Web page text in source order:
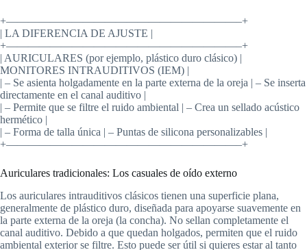
+—————————————————————–+
| LA DIFERENCIA DE AJUSTE |
+—————————————————————–+
| AURICULARES (por ejemplo, plástico duro clásico) |
MONITORES INTRAUDITIVOS (IEM) |
| – Se asienta holgadamente en la parte externa de la oreja | – Se inserta
directamente en el canal auditivo |
| – Permite que se filtre el ruido ambiental | – Crea un sellado acústico
hermético |
| – Forma de talla única | – Puntas de silicona personalizables |
+—————————————————————–+
Auriculares tradicionales: Los casuales de oído externo
Los auriculares intrauditivos clásicos tienen una superficie plana,
generalmente de plástico duro, diseñada para apoyarse suavemente en
la parte externa de la oreja (la concha). No sellan completamente el
canal auditivo. Debido a que quedan holgados, permiten que el ruido
ambiental exterior se filtre. Esto puede ser útil si quieres estar al tanto